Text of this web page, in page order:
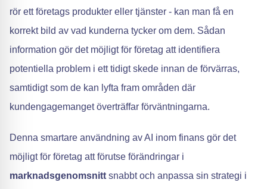
rör ett företags produkter eller tjänster - kan man få en
korrekt bild av vad kunderna tycker om dem. Sådan
information gör det möjligt för företag att identifiera
potentiella problem i ett tidigt skede innan de förvärras,
samtidigt som de kan lyfta fram områden där
kundengagemanget överträffar förväntningarna.
Denna smartare användning av AI inom finans gör det
möjligt för företag att förutse förändringar i
marknadsgenomsnitt snabbt och anpassa sin strategi i